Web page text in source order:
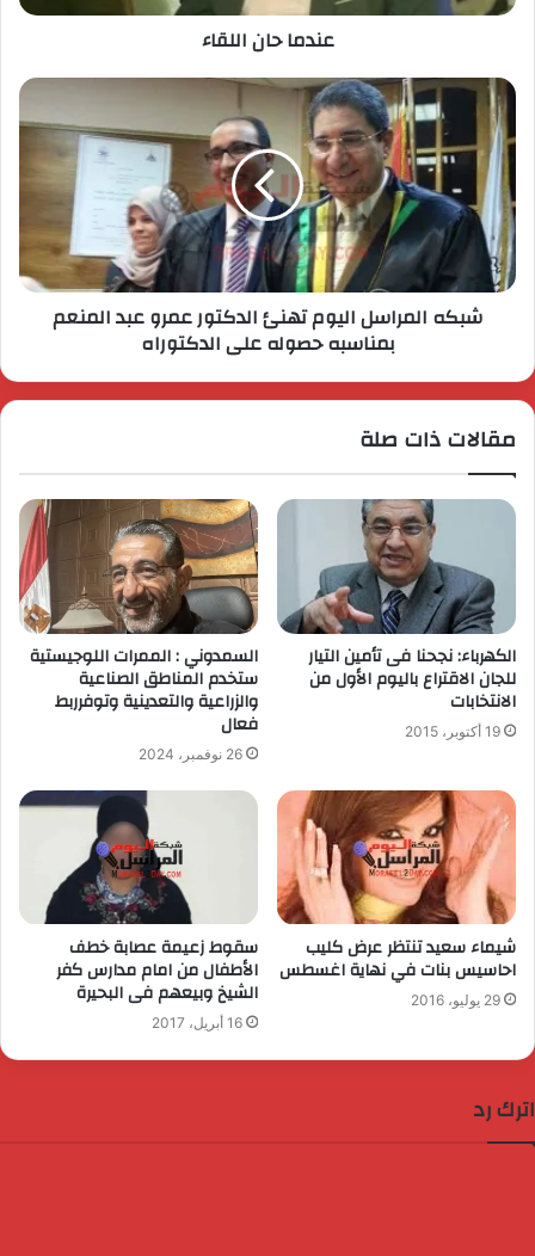
عندما حان اللقاء
شبكه المراسل اليوم تهنئ الدكتور عمرو عبد المنعم
بمناسبه حصوله على الدكتوراه
مقالات ذات صلة
الكهرباء: نجحنا فى تأمين التيار
للجان الاقتراع باليوم الأول من
الانتخابات
19 أكتوبر، 2015
السمدوني : الممرات اللوجيستية
ستخدم المناطق الصناعية
والزراعية والتعدينية وتوفرربط
فعال
26 نوفمبر، 2024
شيماء سعيد تنتظر عرض كليب
احاسيس بنات في نهاية اغسطس
29 يوليو، 2016
سقوط زعيمة عصابة خطف
الأطفال من امام مدارس كفر
الشيخ وبيعهم فى البحيرة
16 أبريل، 2017
اترك رد